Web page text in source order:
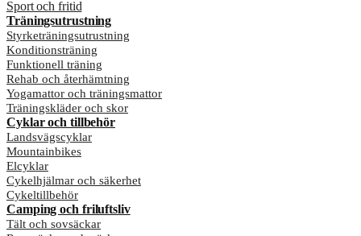
Sport och fritid
Träningsutrustning
Styrketräningsutrustning
Konditionsträning
Funktionell träning
Rehab och återhämtning
Yogamattor och träningsmattor
Träningskläder och skor
Cyklar och tillbehör
Landsvägscyklar
Mountainbikes
Elcyklar
Cykelhjälmar och säkerhet
Cykeltillbehör
Camping och friluftsliv
Tält och sovsäckar